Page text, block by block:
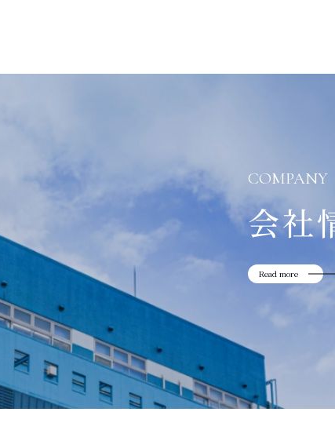
COMPANY
会社
Read more